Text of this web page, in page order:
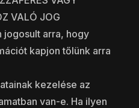
VALÓ JOG
jogosult arra, hogy
kapjon tőlünk arra
kezelése az
van-e. Ha ilyen